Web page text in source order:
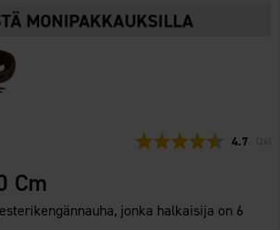
4.7 26
Cm
jonka halkaisija on 6